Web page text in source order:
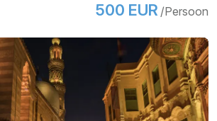
500 EUR /Persoon